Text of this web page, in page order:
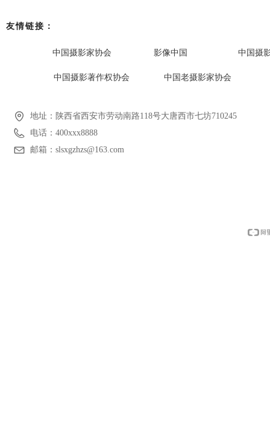
地址： 陕西省西安市劳动南路118号大唐西市七坊710245
电话： 400xxx8888
邮箱： slsxgzhzs@163.com
友情链接：
中国摄影家协会 影像中国 中国摄
中国摄影著作权协会 中国老摄影家协会